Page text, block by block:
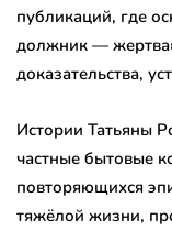
публикаций, где
должник —
доказательства,
Истории Татьяны
частные бытовые
повторяющихся
тяжёлой жизни,